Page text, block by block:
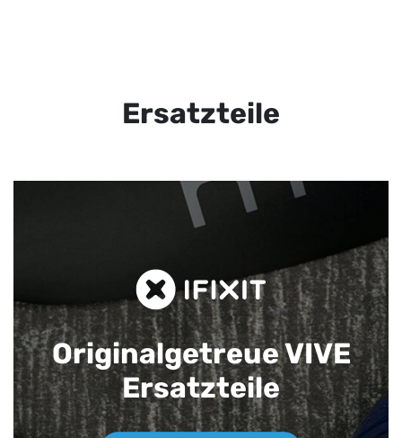
Ersatzteile
Originalgetreue VIVE
Ersatzteile